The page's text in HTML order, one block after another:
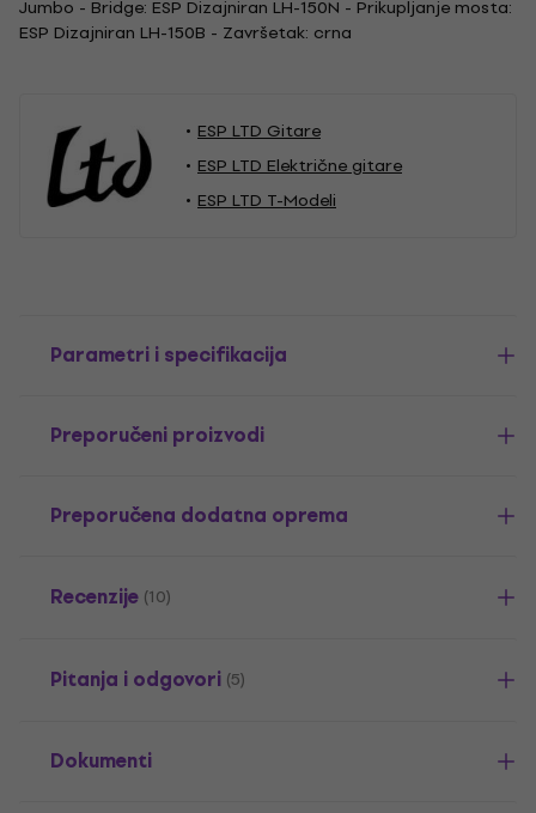
Jumbo - Bridge: ESP Dizajniran LH-150N - Prikupljanje mosta:
ESP Dizajniran LH-150B - Završetak: crna
ESP LTD Gitare
ESP LTD Električne gitare
ESP LTD T-Modeli
Parametri i specifikacija
Preporučeni proizvodi
Preporučena dodatna oprema
Recenzije (10)
Pitanja i odgovori (5)
Dokumenti